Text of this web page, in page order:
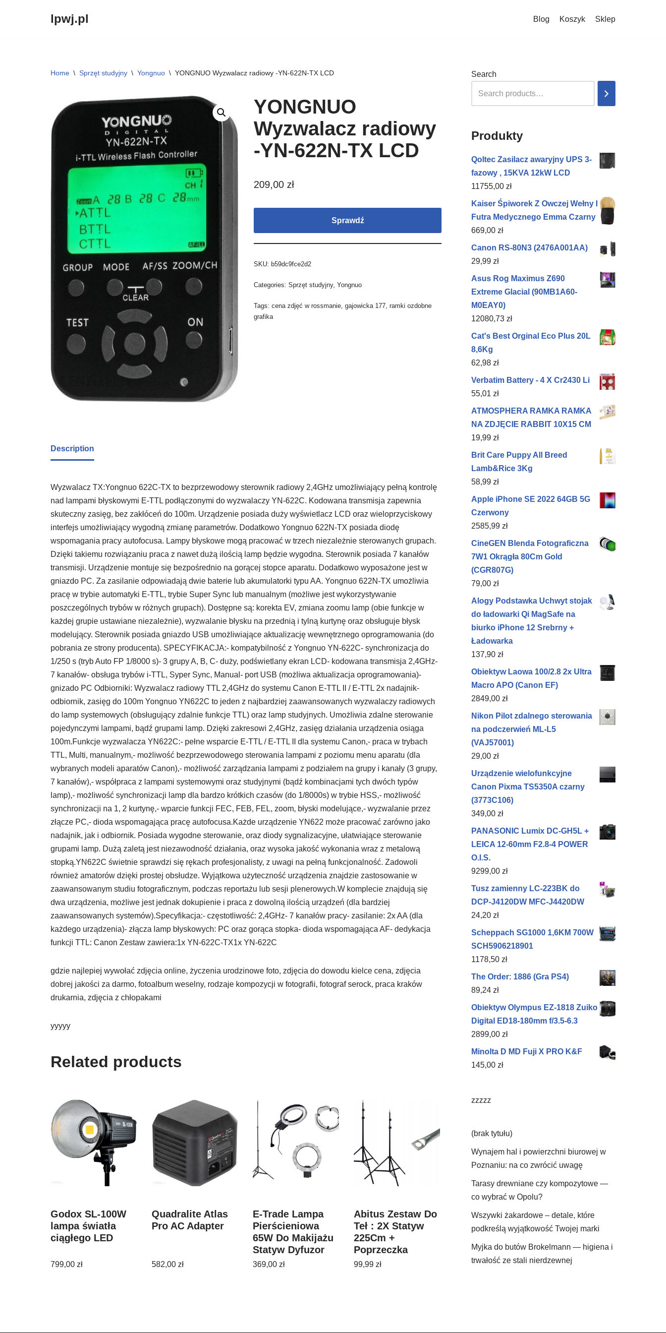
lpwj.pl Blog Koszyk Sklep
Home \ Sprzęt studyjny \ Yongnuo \ YONGNUO Wyzwalacz radiowy -YN-622N-TX LCD
YONGNUO
Wyzwalacz radiowy
-YN-622N-TX LCD
209,00 zł
Sprawdź
SKU: b59dc9fce2d2
Categories:Sprzęt studyjny,Yongnuo
Tags:cena zdjęć w rossmanie,gajowicka 177,ramki ozdobne
grafika
Description
Wyzwalacz TX:Yongnuo 622C-TX to bezprzewodowy sterownik radiowy 2,4GHz umożliwiający pełną kontrolę
nad lampami błyskowymi E-TTL podłączonymi do wyzwalaczy YN-622C. Kodowana transmisja zapewnia
skuteczny zasięg, bez zakłóceń do 100m. Urządzenie posiada duży wyświetlacz LCD oraz wieloprzyciskowy
interfejs umożliwiający wygodną zmianę parametrów. Dodatkowo Yongnuo 622N-TX posiada diodę
wspomagania pracy autofocusa. Lampy błyskowe mogą pracować w trzech niezależnie sterowanych grupach.
Dzięki takiemu rozwiązaniu praca z nawet dużą ilością lamp będzie wygodna. Sterownik posiada 7 kanałów
transmisji. Urządzenie montuje się bezpośrednio na gorącej stopce aparatu. Dodatkowo wyposażone jest w
gniazdo PC. Za zasilanie odpowiadają dwie baterie lub akumulatorki typu AA. Yongnuo 622N-TX umożliwia
pracę w trybie automatyki E-TTL, trybie Super Sync lub manualnym (możliwe jest wykorzystywanie
poszczególnych trybów w różnych grupach). Dostępne są: korekta EV, zmiana zoomu lamp (obie funkcje w
każdej grupie ustawiane niezależnie), wyzwalanie błysku na przednią i tylną kurtynę oraz obsługuje błysk
modelujący. Sterownik posiada gniazdo USB umożliwiające aktualizację wewnętrznego oprogramowania (do
pobrania ze strony producenta). SPECYFIKACJA:- kompatybilność z Yongnuo YN-622C- synchronizacja do
1/250 s (tryb Auto FP 1/8000 s)- 3 grupy A, B, C- duży, podświetlany ekran LCD- kodowana transmisja 2,4GHz-
7 kanałów- obsługa trybów i-TTL, Syper Sync, Manual- port USB (możliwa aktualizacja oprogramowania)-
gnizado PC Odbiorniki: Wyzwalacz radiowy TTL 2,4GHz do systemu Canon E-TTL II / E-TTL 2x nadajnik-
odbiornik, zasięg do 100m Yongnuo YN622C to jeden z najbardziej zaawansowanych wyzwalaczy radiowych
do lamp systemowych (obsługujący zdalnie funkcje TTL) oraz lamp studyjnych. Umożliwia zdalne sterowanie
pojedynczymi lampami, bądź grupami lamp. Dzięki zakresowi 2,4GHz, zasięg działania urządzenia osiąga
100m.Funkcje wyzwalacza YN622C:- pełne wsparcie E-TTL / E-TTL II dla systemu Canon,- praca w trybach
TTL, Multi, manualnym,- możliwość bezprzewodowego sterowania lampami z poziomu menu aparatu (dla
wybranych modeli aparatów Canon),- możliwość zarządzania lampami z podziałem na grupy i kanały (3 grupy,
7 kanałów),- współpraca z lampami systemowymi oraz studyjnymi (bądź kombinacjami tych dwóch typów
lamp),- możliwość synchronizacji lamp dla bardzo krótkich czasów (do 1/8000s) w trybie HSS,- możliwość
synchronizacji na 1, 2 kurtynę,- wparcie funkcji FEC, FEB, FEL, zoom, błyski modelujące,- wyzwalanie przez
złącze PC,- dioda wspomagająca pracę autofocusa.Każde urządzenie YN622 może pracować zarówno jako
nadajnik, jak i odbiornik. Posiada wygodne sterowanie, oraz diody sygnalizacyjne, ułatwiające sterowanie
grupami lamp. Dużą zaletą jest niezawodność działania, oraz wysoka jakość wykonania wraz z metalową
stopką.YN622C świetnie sprawdzi się rękach profesjonalisty, z uwagi na pełną funkcjonalność. Zadowoli
również amatorów dzięki prostej obsłudze. Wyjątkowa użyteczność urządzenia znajdzie zastosowanie w
zaawansowanym studiu fotograficznym, podczas reportażu lub sesji plenerowych.W komplecie znajdują się
dwa urządzenia, możliwe jest jednak dokupienie i praca z dowolną ilością urządzeń (dla bardziej
zaawansowanych systemów).Specyfikacja:- częstotliwość: 2,4GHz- 7 kanałów pracy- zasilanie: 2x AA (dla
każdego urządzenia)- złącza lamp błyskowych: PC oraz gorąca stopka- dioda wspomagająca AF- dedykacja
funkcji TTL: Canon Zestaw zawiera:1x YN-622C-TX1x YN-622C
gdzie najlepiej wywołać zdjęcia online, życzenia urodzinowe foto, zdjęcia do dowodu kielce cena, zdjęcia
dobrej jakości za darmo, fotoalbum weselny, rodzaje kompozycji w fotografii, fotograf serock, praca kraków
drukarnia, zdjęcia z chłopakami
yyyyy
Related products
Godox SL-100W
lampa światła
ciągłego LED
799,00 zł
Quadralite Atlas
Pro AC Adapter
582,00 zł
E-Trade Lampa
Pierścieniowa
65W Do Makijażu
Statyw Dyfuzor
369,00 zł
Abitus Zestaw Do
Teł : 2X Statyw
225Cm +
Poprzeczka
170Cm
99,99 zł
Search
Produkty
Qoltec Zasilacz awaryjny UPS 3-
fazowy , 15KVA 12kW LCD
11755,00 zł
Kaiser Śpiworek Z Owczej Wełny I
Futra Medycznego Emma Czarny
669,00 zł
Canon RS-80N3 (2476A001AA)
29,99 zł
Asus Rog Maximus Z690
Extreme Glacial (90MB1A60-
M0EAY0)
12080,73 zł
Cat's Best Orginal Eco Plus 20L
8,6Kg
62,98 zł
Verbatim Battery - 4 X Cr2430 Li
55,01 zł
ATMOSPHERA RAMKA RAMKA
NA ZDJĘCIE RABBIT 10X15 CM
19,99 zł
Brit Care Puppy All Breed
Lamb&Rice 3Kg
58,99 zł
Apple iPhone SE 2022 64GB 5G
Czerwony
2585,99 zł
CineGEN Blenda Fotograficzna
7W1 Okrągła 80Cm Gold
(CGR807G)
79,00 zł
Alogy Podstawka Uchwyt stojak
do ładowarki Qi MagSafe na
biurko iPhone 12 Srebrny +
Ładowarka
137,90 zł
Obiektyw Laowa 100/2.8 2x Ultra
Macro APO (Canon EF)
2849,00 zł
Nikon Pilot zdalnego sterowania
na podczerwień ML-L5
(VAJ57001)
29,00 zł
Urządzenie wielofunkcyjne
Canon Pixma TS5350A czarny
(3773C106)
349,00 zł
PANASONIC Lumix DC-GH5L +
LEICA 12-60mm F2.8-4 POWER
O.I.S.
9299,00 zł
Tusz zamienny LC-223BK do
DCP-J4120DW MFC-J4420DW
24,20 zł
Scheppach SG1000 1,6KM 700W
SCH5906218901
1178,50 zł
The Order: 1886 (Gra PS4)
89,24 zł
Obiektyw Olympus EZ-1818 Zuiko
Digital ED18-180mm f/3.5-6.3
2899,00 zł
Minolta D MD Fuji X PRO K&F
145,00 zł
zzzzz
(brak tytułu)
Wynajem hal i powierzchni biurowej w
Poznaniu: na co zwrócić uwagę
Tarasy drewniane czy kompozytowe —
co wybrać w Opolu?
Wszywki żakardowe – detale, które
podkreślą wyjątkowość Twojej marki
Myjka do butów Brokelmann — higiena i
trwałość ze stali nierdzewnej